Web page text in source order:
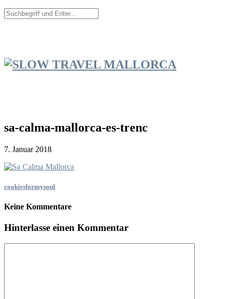
sa-calma-mallorca-es-trenc
7. Januar 2018
cookiesformysoul
Keine Kommentare
Hinterlasse einen Kommentar